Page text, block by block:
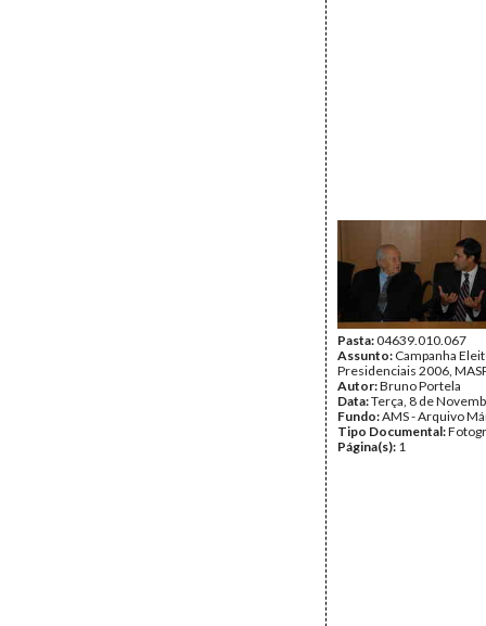
Pasta:04639.010.067
Assunto: Campanha
Presidenciais 2006,
Autor:Bruno Portela
Data:Terça, 8 de
Fundo:AMS - Arquivo
Tipo Documental:
Página(s): 1